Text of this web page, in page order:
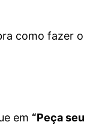
como fazer o
em “Peça seu